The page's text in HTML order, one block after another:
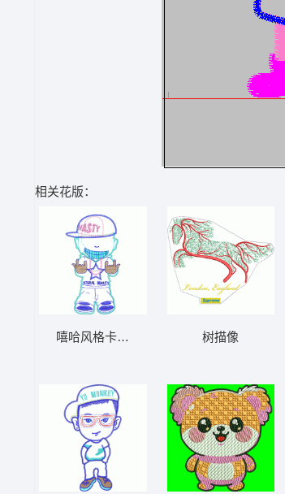
相关花版：
嘻哈风格卡通人物刺绣图案 贴布人物公仔系
树描像